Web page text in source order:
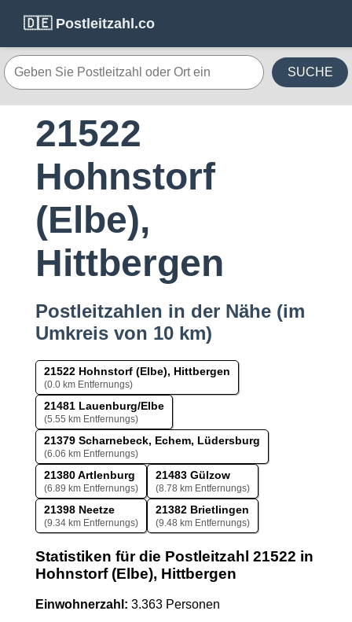
🇩🇪 Postleitzahl.co
SUCHE
21522
Hohnstorf
(Elbe),
Hittbergen
Postleitzahlen in der Nähe (im
Umkreis von 10 km)
21522 Hohnstorf (Elbe), Hittbergen
(0.0 km Entfernungs)
21481 Lauenburg/Elbe
(5.55 km Entfernungs)
21379 Scharnebeck, Echem, Lüdersburg
(6.06 km Entfernungs)
21380 Artlenburg
(6.89 km Entfernungs)
21483 Gülzow
(8.78 km Entfernungs)
21398 Neetze
(9.34 km Entfernungs)
21382 Brietlingen
(9.48 km Entfernungs)
Statistiken für die Postleitzahl 21522 in
Hohnstorf (Elbe), Hittbergen
Einwohnerzahl: 3.363 Personen